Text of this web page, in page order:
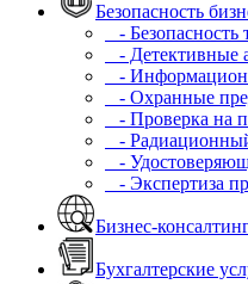
Безопасность
- Безопасность
- Детективные
-
- Охранные
- Проверка на
-
-
- Экспертиза
Бизнес-
Бухгалтерские